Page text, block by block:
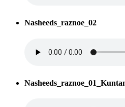
Nasheeds_raznoe_02